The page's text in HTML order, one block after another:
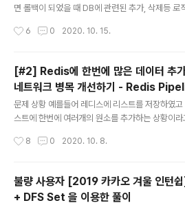
로그인 체크 로직이 필요합니다. 이러한 불필요한
분리해낼 수 있다면 가장 좋은 방법이 될 것입니다.
ook)
면 롤백이 되었을 때 DB에 관련된 추가, 삭제등 로
로 롤백이 됩니다. 하지만 레디스나 다른 스토리지에
켜줘야 합니다. try-catch문을 이용하여 롤백되었
직을 처리해줄 수 있기는 합니다. 보통은
al 메소드 안에서 try catch문을 이용하여
eption이나 Error가 생겼을 시 롤백이 되면 catch
잡는 방식으로 롤백이 되었을 때 로직을 수행하는
n이나 Error가 생겨서 catch문 ..
6 0 2020. 10. 15.
[#2] Redis에 한번에 많은 데이터 추가
네트워크 병목 개선하기 - Redis
이용하기
문제 상황 예를들어 레디스에 리스트를 저장하였고
스트에 한번에 여러개의 원소를 추가하는 상황이라
하면 O(1)시간이 들며 요청을 보내고 다음과 같이
비동기방식으로 요청을 처리하기 때문에 고성능입
지만 기본적으로 TCP 기반의 네트워크 모델을 따
문에 네트워크 I/O 에서 병목이 생길 수 있는 가능성
8 0 2020. 10. 8.
불량 사용자 [2019 카카오 겨울 인턴
+ DFS Set 을 이용한 풀이